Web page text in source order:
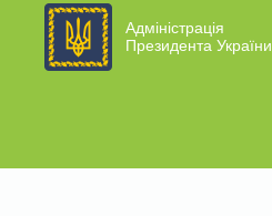
Адміністрація
Президента України